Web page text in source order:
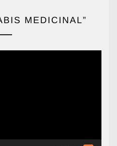
MEDICINAL”